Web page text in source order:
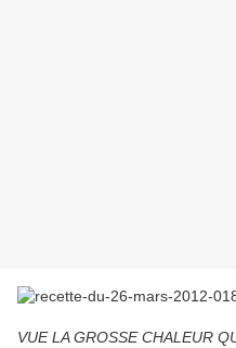
VUE LA GROSSE CHALEUR